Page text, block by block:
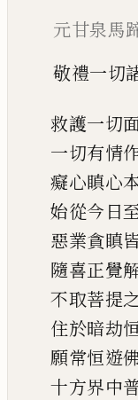
元甘泉馬
敬禮一切
救護一切
一切有情
癡心瞋心
始從今日
惡業貪瞋
隨喜正覺
不取菩提
住於暗劫
願常恒遊
十方界中